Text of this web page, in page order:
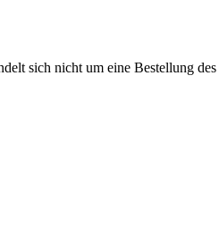
sich nicht um eine Bestellung